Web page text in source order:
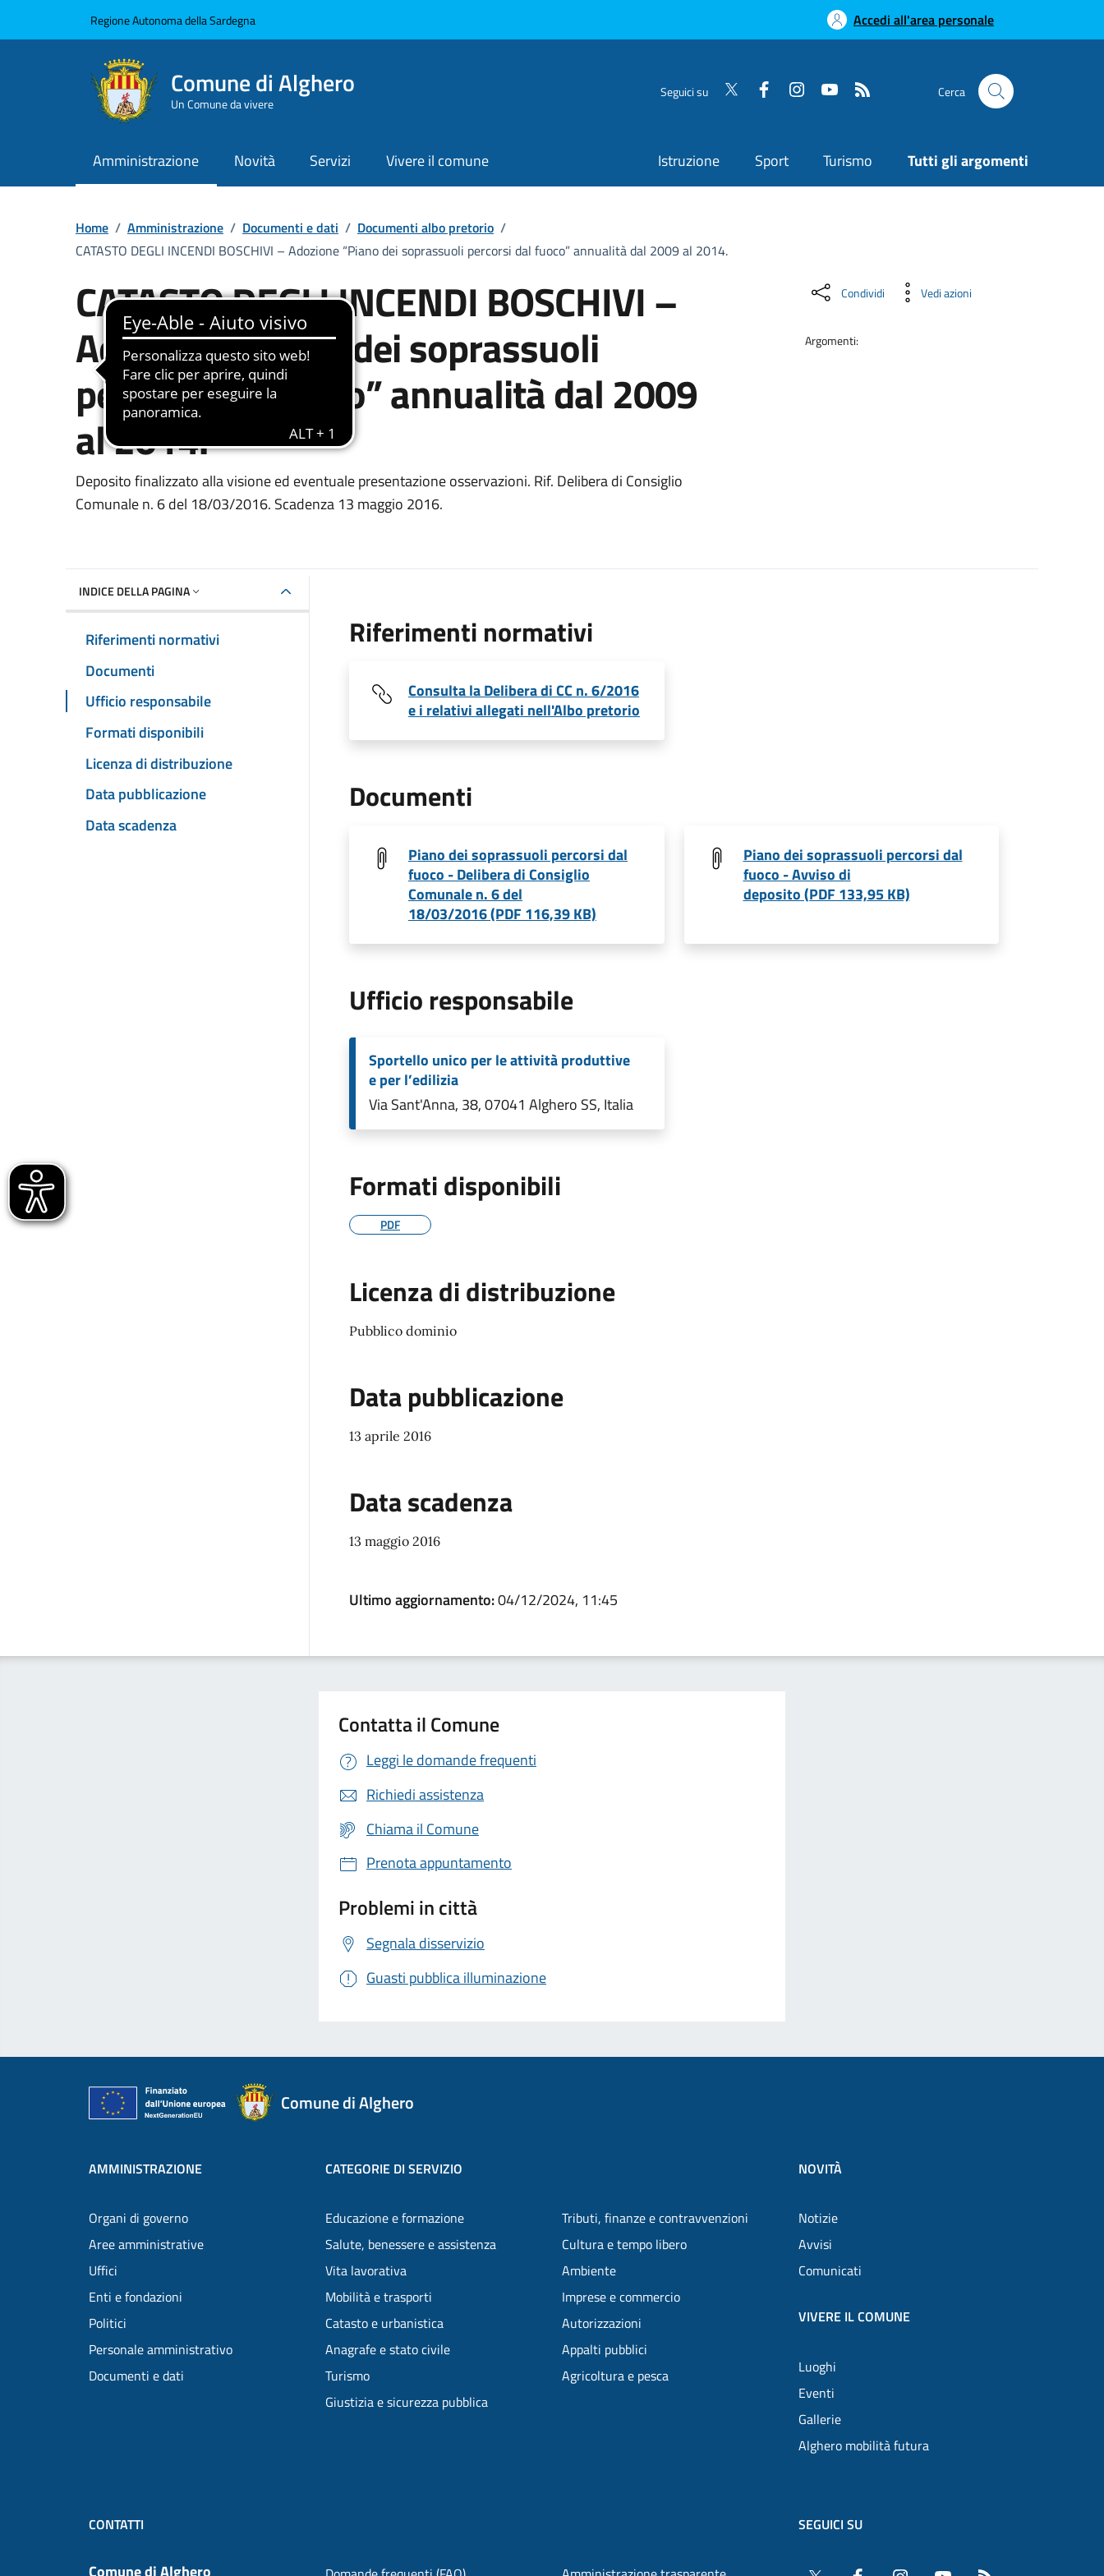
Regione Autonoma della Sardegna Accedi all'area personale
Comune di Alghero
Un Comune da vivere
Seguici su Cerca
Amministrazione Novità Servizi Vivere il comune Istruzione Sport Turismo Tutti gli argomenti
Home / Amministrazione / Documenti e dati / Documenti albo pretorio /
CATASTO DEGLI INCENDI BOSCHIVI – Adozione “Piano dei soprassuoli percorsi dal fuoco” annualità dal 2009 al 2014.
CATASTO DEGLI INCENDI BOSCHIVI –
Adozione “Piano dei soprassuoli
percorsi dal fuoco” annualità dal 2009
al 2014.
Dettaglio del documento
Deposito finalizzato alla visione ed eventuale presentazione osservazioni. Rif. Delibera di Consiglio
Comunale n. 6 del 18/03/2016. Scadenza 13 maggio 2016.
Condividi Vedi azioni
Argomenti:
INDICE DELLA PAGINA
Riferimenti normativi
Documenti
Ufficio responsabile
Formati disponibili
Licenza di distribuzione
Data pubblicazione
Data scadenza
Riferimenti normativi
Consulta la Delibera di CC n. 6/2016
e i relativi allegati nell'Albo pretorio
Documenti
Piano dei soprassuoli percorsi dal
fuoco - Delibera di Consiglio
Comunale n. 6 del
18/03/2016 (PDF 116,39 KB)
Piano dei soprassuoli percorsi dal
fuoco - Avviso di
deposito (PDF 133,95 KB)
Ufficio responsabile
Sportello unico per le attività produttive
e per l’edilizia
Via Sant'Anna, 38, 07041 Alghero SS, Italia
Formati disponibili
PDF
Licenza di distribuzione
Pubblico dominio
Data pubblicazione
13 aprile 2016
Data scadenza
13 maggio 2016
Ultimo aggiornamento:04/12/2024, 11:45
Contatta il Comune
Leggi le domande frequenti
Richiedi assistenza
Chiama il Comune
Prenota appuntamento
Problemi in città
Segnala disservizio
Guasti pubblica illuminazione
Comune di Alghero
AMMINISTRAZIONE
Organi di governo
Aree amministrative
Uffici
Enti e fondazioni
Politici
Personale amministrativo
Documenti e dati
CATEGORIE DI SERVIZIO
Educazione e formazione
Salute, benessere e assistenza
Vita lavorativa
Mobilità e trasporti
Catasto e urbanistica
Anagrafe e stato civile
Turismo
Giustizia e sicurezza pubblica
Tributi, finanze e contravvenzioni
Cultura e tempo libero
Ambiente
Imprese e commercio
Autorizzazioni
Appalti pubblici
Agricoltura e pesca
NOVITÀ
Notizie
Avvisi
Comunicati
VIVERE IL COMUNE
Luoghi
Eventi
Gallerie
Alghero mobilità futura
CONTATTI
Comune di Alghero
SEGUICI SU